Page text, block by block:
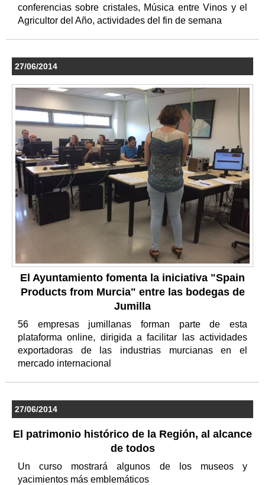
conferencias sobre cristales, Música entre Vinos y el
Agricultor del Año, actividades del fin de semana
27/06/2014
El Ayuntamiento fomenta la iniciativa "Spain
Products from Murcia" entre las bodegas de
Jumilla
56 empresas jumillanas forman parte de esta
plataforma online, dirigida a facilitar las actividades
exportadoras de las industrias murcianas en el
mercado internacional
27/06/2014
El patrimonio histórico de la Región, al alcance
de todos
Un curso mostrará algunos de los museos y
yacimientos más emblemáticos